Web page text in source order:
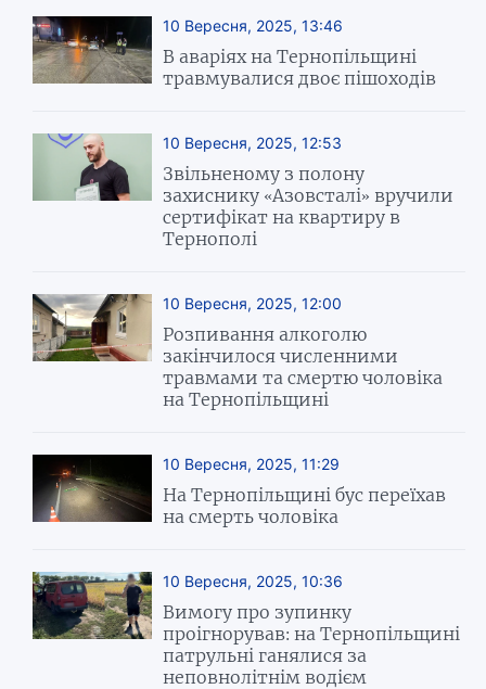
10 Вересня, 2025, 13:46
В аваріях на Тернопільщині
травмувалися двоє пішоходів
10 Вересня, 2025, 12:53
Звільненому з полону
захиснику «Азовсталі» вручили
сертифікат на квартиру в
Тернополі
10 Вересня, 2025, 12:00
Розпивання алкоголю
закінчилося численними
травмами та смертю чоловіка
на Тернопільщині
10 Вересня, 2025, 11:29
На Тернопільщині бус переїхав
на смерть чоловіка
10 Вересня, 2025, 10:36
Вимогу про зупинку
проігнорував: на Тернопільщині
патрульні ганялися за
неповнолітнім водієм